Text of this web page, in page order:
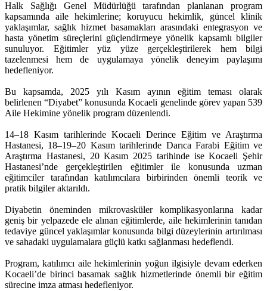
Halk Sağlığı Genel Müdürlüğü tarafından planlanan program
kapsamında aile hekimlerine; koruyucu hekimlik, güncel klinik
yaklaşımlar, sağlık hizmet basamakları arasındaki entegrasyon ve
hasta yönetim süreçlerini güçlendirmeye yönelik kapsamlı bilgiler
sunuluyor. Eğitimler yüz yüze gerçekleştirilerek hem bilgi
tazelenmesi hem de uygulamaya yönelik deneyim paylaşımı
hedefleniyor.
Bu kapsamda, 2025 yılı Kasım ayının eğitim teması olarak
belirlenen “Diyabet” konusunda Kocaeli genelinde görev yapan 539
Aile Hekimine yönelik program düzenlendi.
14–18 Kasım tarihlerinde Kocaeli Derince Eğitim ve Araştırma
Hastanesi, 18–19–20 Kasım tarihlerinde Darıca Farabi Eğitim ve
Araştırma Hastanesi, 20 Kasım 2025 tarihinde ise Kocaeli Şehir
Hastanesi’nde gerçekleştirilen eğitimler ile konusunda uzman
eğitimciler tarafından katılımcılara birbirinden önemli teorik ve
pratik bilgiler aktarıldı.
Diyabetin öneminden mikrovasküler komplikasyonlarına kadar
geniş bir yelpazede ele alınan eğitimlerde, aile hekimlerinin tanıdan
tedaviye güncel yaklaşımlar konusunda bilgi düzeylerinin artırılması
ve sahadaki uygulamalara güçlü katkı sağlanması hedeflendi.
Program, katılımcı aile hekimlerinin yoğun ilgisiyle devam ederken
Kocaeli’de birinci basamak sağlık hizmetlerinde önemli bir eğitim
sürecine imza atması hedefleniyor.